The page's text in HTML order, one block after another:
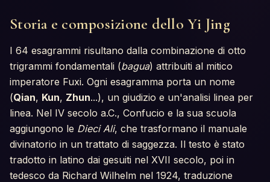
Storia e composizione dello Yi Jing
I 64 esagrammi risultano dalla combinazione di otto
trigrammi fondamentali (bagua) attribuiti al mitico
imperatore Fuxi. Ogni esagramma porta un nome
(Qian, Kun, Zhun...), un giudizio e un'analisi linea per
linea. Nel IV secolo a.C., Confucio e la sua scuola
aggiungono le Dieci Ali, che trasformano il manuale
divinatorio in un trattato di saggezza. Il testo è stato
tradotto in latino dai gesuiti nel XVII secolo, poi in
tedesco da Richard Wilhelm nel 1924, traduzione